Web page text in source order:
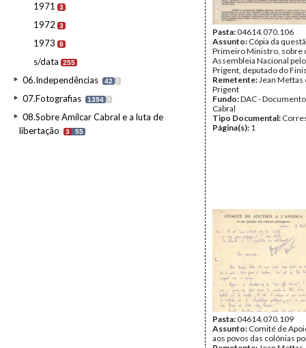
1971 3
1972 3
1973 8
s/data 255
06.Independências 42 I
07.Fotografias 1394 I
08.Sobre Amílcar Cabral e a luta de
libertação
3 55
Pasta:04614.070.106
Assunto: Cópia da
Primeiro Ministro, sobre
Assembleia Nacional
Prigent, deputado do
Remetente:Jean Mettas
Prigent
Fundo:DAC -
Cabral
Tipo Documental:
Página(s): 1
Pasta:04614.070.109
Assunto: Comité de
aos povos das colónias